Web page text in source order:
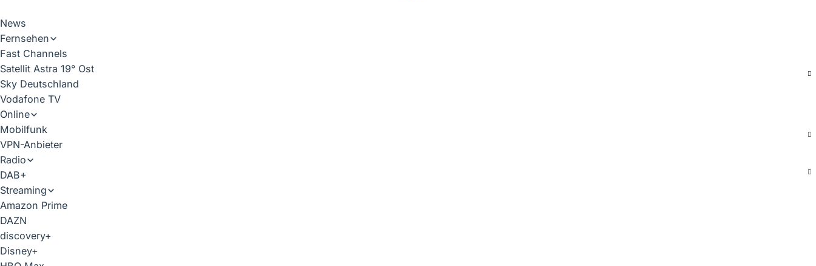
News
Fernsehen
Fast Channels
Satellit Astra 19° Ost
Sky Deutschland
Vodafone TV
Online
Mobilfunk
VPN-Anbieter
Radio
DAB+
Streaming
Amazon Prime
DAZN
discovery+
Disney+